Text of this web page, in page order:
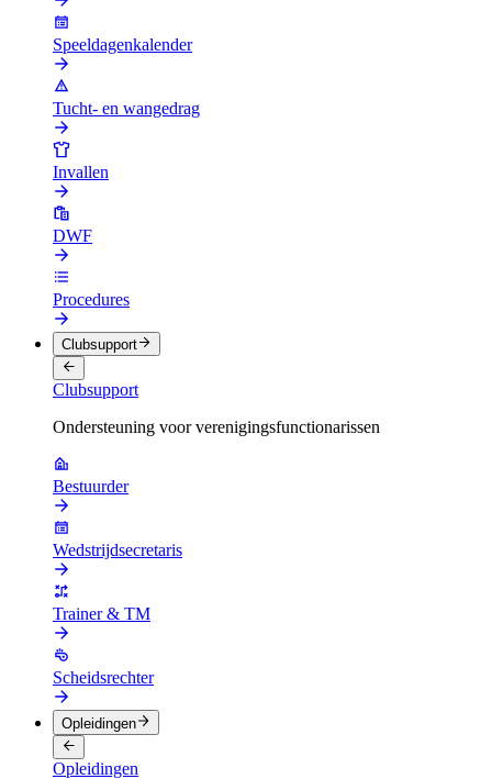
Speeldagenkalender
Tucht- en wangedrag
Invallen
DWF
Procedures
Clubsupport
Clubsupport
Ondersteuning voor verenigingsfunctionarissen
Bestuurder
Wedstrijdsecretaris
Trainer & TM
Scheidsrechter
Opleidingen
Opleidingen